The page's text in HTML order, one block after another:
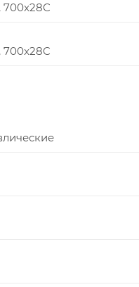
700x28C
700x28C